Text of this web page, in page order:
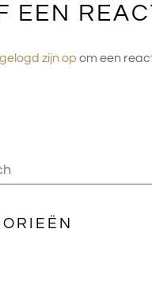
EEN
zijn op om een